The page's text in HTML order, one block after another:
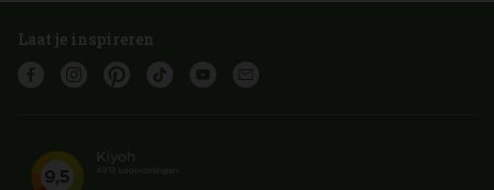
Laat je inspireren